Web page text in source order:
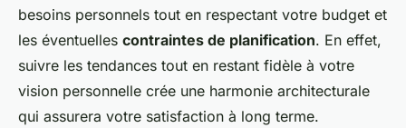
besoins personnels tout en respectant votre budget et
les éventuelles contraintes de planification. En effet,
suivre les tendances tout en restant fidèle à votre
vision personnelle crée une harmonie architecturale
qui assurera votre satisfaction à long terme.